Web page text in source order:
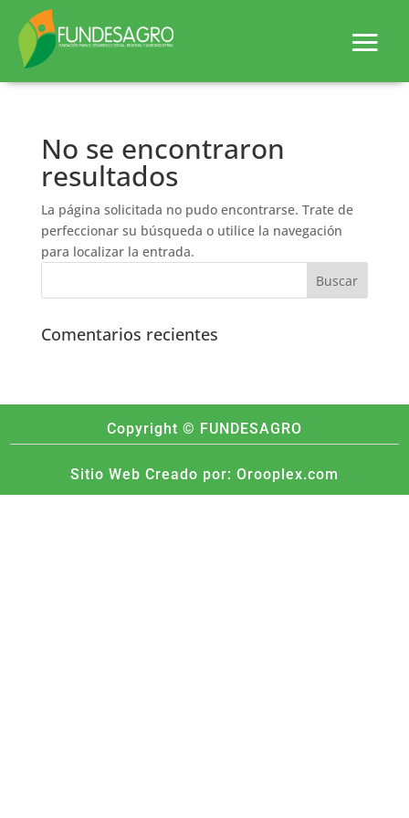
No se encontraron
resultados
La página solicitada no pudo encontrarse. Trate de
perfeccionar su búsqueda o utilice la navegación
para localizar la entrada.
Comentarios recientes
Copyright © FUNDESAGRO
Sitio Web Creado por: Orooplex.com